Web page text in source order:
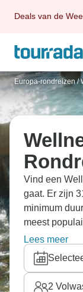
Deals van de
Europa-rondreizen /
Vind een
gaat. Er zijn
minimum
meest
september,
Lees meer
2